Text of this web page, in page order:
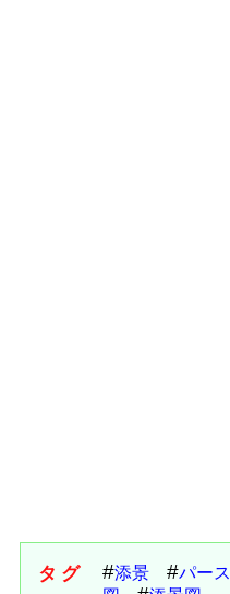
タグ 添景 パース